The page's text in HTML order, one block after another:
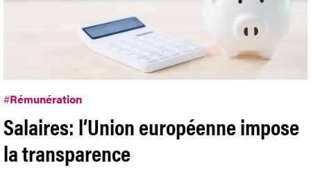
#Rémunération
Salaires: l’Union européenne impose
la transparence